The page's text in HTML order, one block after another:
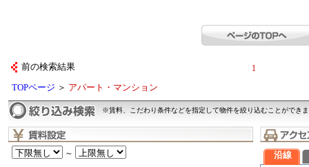
前の検索結果 1
TOPページ ＞ アパート・マンション
※賃料、こだわり条件などを指定して物件を絞り込むことができ
～ 沿線